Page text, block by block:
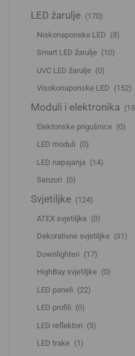
LED žarulje (170)
Niskonaponske LED (8)
Smart LED žarulje (10)
UVC LED žarulje (0)
Visokonaponske LED (152)
Moduli i elektronika
Elektonske prigušnice (0)
LED moduli (0)
LED napajanja (14)
Senzori (0)
Svjetiljke (124)
ATEX svjetiljke (0)
Dekorativne svjetiljke (31)
Downlighteri (17)
HighBay svjetiljke (0)
LED paneli (22)
LED profili (0)
LED reflektori (5)
LED trake (1)